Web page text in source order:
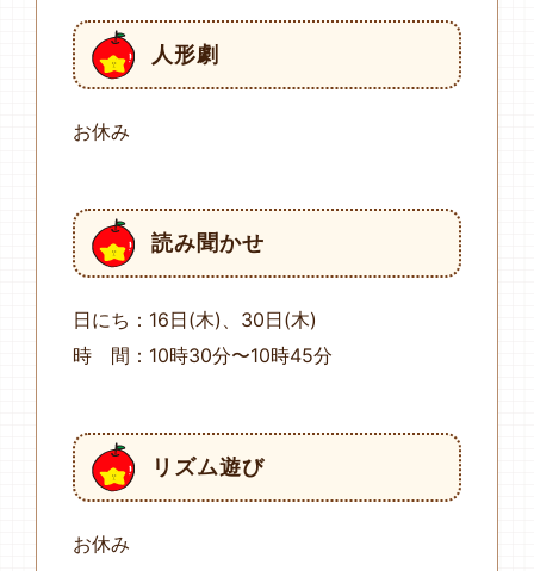
人形劇
お休み
読み聞かせ
日にち：16日(木)、30日(木)
時 間：10時30分〜10時45分
リズム遊び
お休み